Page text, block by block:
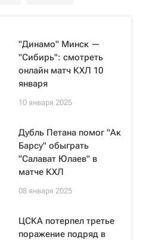
"Динамо" Минск —
"Сибирь": смотреть
онлайн матч КХЛ 10
января
10 января 2025
Дубль Петана помог "Ак
Барсу" обыграть
"Салават Юлаев" в
матче КХЛ
08 января 2025
ЦСКА потерпел третье
поражение подряд в